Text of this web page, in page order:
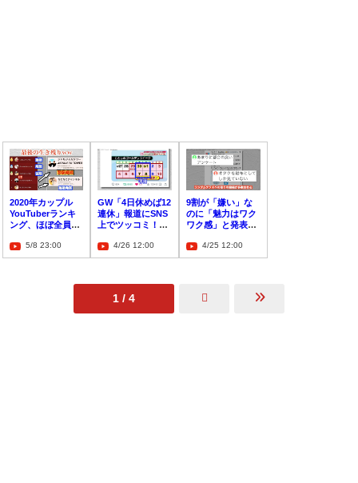
2020年カップル
YouTuberランキ
ング、ほぼ全員破
ャルジャルだけ
5/8 23:00
GW「4日休めば12
連休」報道にSNS
上でツッコミ！
ない」4/26 12:00
9割が「嫌い」な
のに「魅力はワク
ワク感」と発表、
ムグッズ調査が炎
上
4/25 12:00
1 / 4